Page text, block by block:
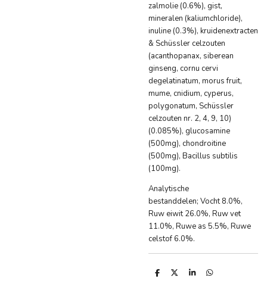
zalmolie (0.6%), gist,
mineralen (kaliumchloride),
inuline (0.3%), kruidenextracten
& Schüssler celzouten
(acanthopanax, siberean
ginseng, cornu cervi
degelatinatum, morus fruit,
mume, cnidium, cyperus,
polygonatum, Schüssler
celzouten nr. 2, 4, 9, 10)
(0.085%), glucosamine
(500mg), chondroitine
(500mg), Bacillus subtilis
(100mg).
Analytische
bestanddelen; Vocht 8.0%,
Ruw eiwit 26.0%, Ruw vet
11.0%, Ruwe as 5.5%, Ruwe
celstof 6.0%.
D
D
S
D